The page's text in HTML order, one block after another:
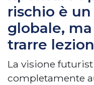
rischio è
globale,
trarre
La visione
completamente